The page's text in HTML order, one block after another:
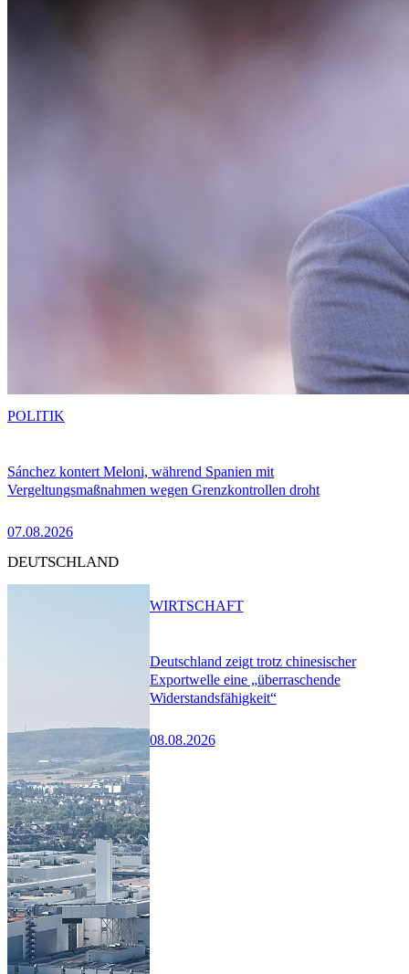
Sánchez kontert Meloni, während Spanien mit
Vergeltungsmaßnahmen wegen Grenzkontrollen droht
07.08.2026
POLITIK
DEUTSCHLAND
Deutschland zeigt trotz chinesischer
Exportwelle eine „überraschende
Widerstandsfähigkeit“
08.08.2026
WIRTSCHAFT